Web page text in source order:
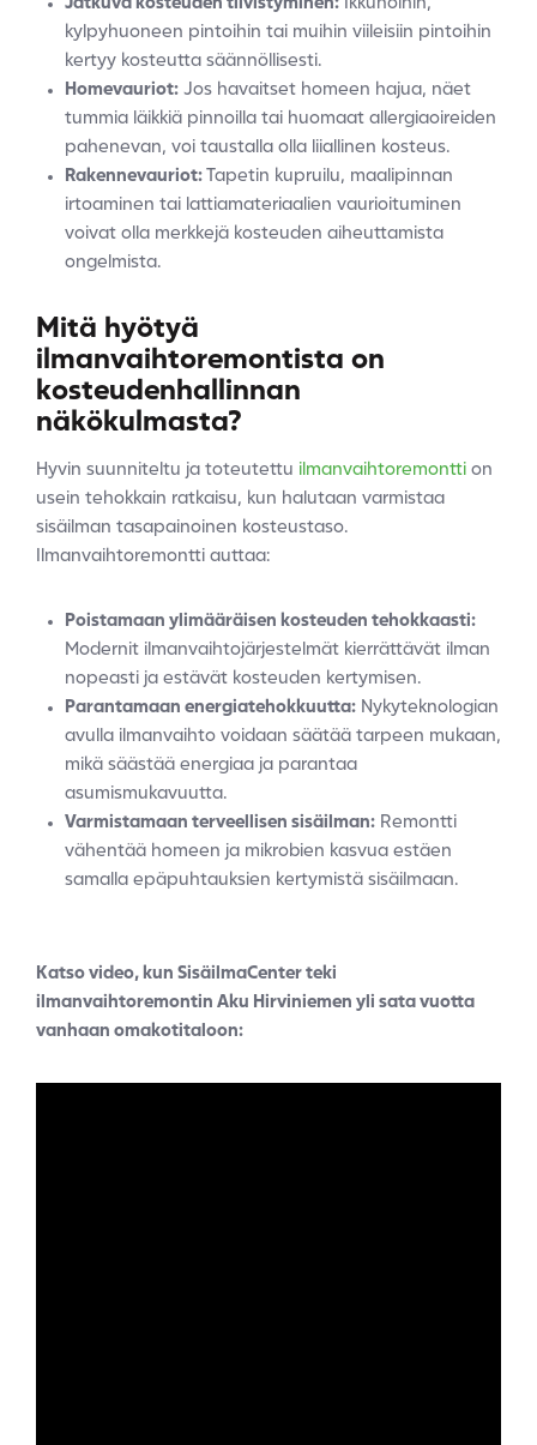
Jatkuva kosteuden tiivistyminen: Ikkunoihin,
kylpyhuoneen pintoihin tai muihin viileisiin pintoihin
kertyy kosteutta säännöllisesti.
Homevauriot: Jos havaitset homeen hajua, näet
tummia läikkiä pinnoilla tai huomaat allergiaoireiden
pahenevan, voi taustalla olla liiallinen kosteus.
Rakennevauriot: Tapetin kupruilu, maalipinnan
irtoaminen tai lattiamateriaalien vaurioituminen
voivat olla merkkejä kosteuden aiheuttamista
ongelmista.
Mitä hyötyä
ilmanvaihtoremontista on
kosteudenhallinnan
näkökulmasta?
Hyvin suunniteltu ja toteutettu ilmanvaihtoremontti on
usein tehokkain ratkaisu, kun halutaan varmistaa
sisäilman tasapainoinen kosteustaso.
Ilmanvaihtoremontti auttaa:
Poistamaan ylimääräisen kosteuden tehokkaasti:
Modernit ilmanvaihtojärjestelmät kierrättävät ilman
nopeasti ja estävät kosteuden kertymisen.
Parantamaan energiatehokkuutta: Nykyteknologian
avulla ilmanvaihto voidaan säätää tarpeen mukaan,
mikä säästää energiaa ja parantaa
asumismukavuutta.
Varmistamaan terveellisen sisäilman: Remontti
vähentää homeen ja mikrobien kasvua estäen
samalla epäpuhtauksien kertymistä sisäilmaan.
Katso video, kun SisäilmaCenter teki
ilmanvaihtoremontin Aku Hirviniemen yli sata vuotta
vanhaan omakotitaloon: